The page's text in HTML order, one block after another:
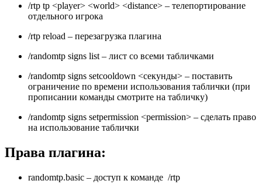
/rtp tp <player> <world> <distance> – телепортирование
отдельного игрока
/rtp reload – перезагрузка плагина
/randomtp signs list – лист со всеми табличками
/randomtp signs setcooldown <секунды> – поставить
ограничение по времени использования таблички (при
прописании команды смотрите на табличку)
/randomtp signs setpermission <permission> – сделать право
на использование таблички
Права плагина:
randomtp.basic – доступ к команде /rtp